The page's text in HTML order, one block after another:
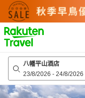
to
top
page
八幡平山酒店
23/8/2026 - 24/8/2026